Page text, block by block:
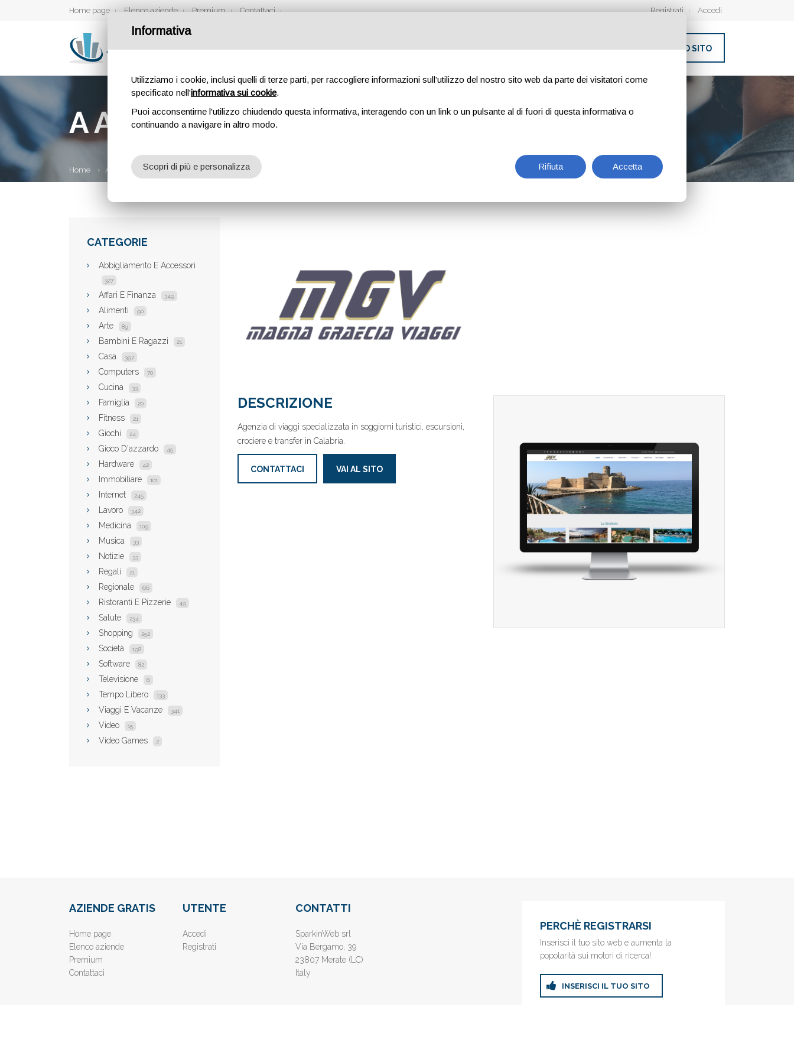
Home page Elenco aziende Premium Contattaci Registrati Accedi
INSERISCI IL TUO SITO
A A A MAGNA GRECIA VIAGGI
Home Aziende A A A Magna Grecia Viaggi
CATEGORIE
Abbigliamento E Accessori
327
Affari E Finanza 349
Alimenti 90
Arte 89
Bambini E Ragazzi 21
Casa 397
Computers 70
Cucina 33
Famiglia 20
Fitness 21
Giochi 24
Gioco D'azzardo 45
Hardware 42
Immobiliare 101
Internet 245
Lavoro 342
Medicina 109
Musica 33
Notizie 33
Regali 21
Regionale 66
Ristoranti E Pizzerie 49
Salute 234
Shopping 252
Società 198
Software 82
Televisione 6
Tempo Libero 133
Viaggi E Vacanze 341
Video 15
Video Games 2
DESCRIZIONE
Agenzia di viaggi specializzata in soggiorni turistici, escursioni,
crociere e transfer in Calabria.
CONTATTACI VAI AL SITO
AZIENDE GRATIS
Home page
Elenco aziende
Premium
Contattaci
UTENTE
Accedi
Registrati
CONTATTI
SparkinWeb srl
Via Bergamo, 39
23807 Merate (LC)
Italy
PERCHÈ REGISTRARSI
Inserisci il tuo sito web e aumenta la
popolarità sui motori di ricerca!
INSERISCI IL TUO SITO
Informativa
Utilizziamo i cookie, inclusi quelli di terze parti, per raccogliere informazioni sull’utilizzo del nostro sito web da parte dei visitatori come
specificato nell'informativa sui cookie.
Puoi acconsentirne l'utilizzo chiudendo questa informativa, interagendo con un link o un pulsante al di fuori di questa informativa o
continuando a navigare in altro modo.
Rifiuta Accetta
Scopri di più e personalizza